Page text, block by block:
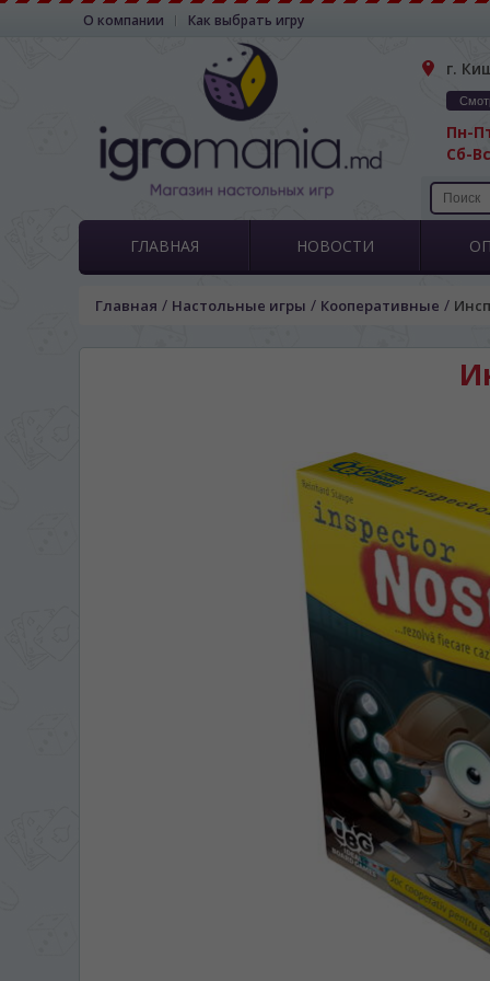
О компании Как выбрать игру
г.
Пн-
Сб-
ГЛАВНАЯ НОВОСТИ
Главная / Настольные игры / Кооперативные /
ЯЗЫК САЙТА /